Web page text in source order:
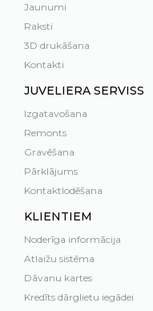
Jaunumi
Raksti
3D drukāšana
Kontakti
JUVELIERA SERVISS
Izgatavošana
Remonts
Gravēšana
Pārklājums
Kontaktlodēšana
KLIENTIEM
Noderīga informācija
Atlaižu sistēma
Dāvanu kartes
Kredīts dārglietu iegādei